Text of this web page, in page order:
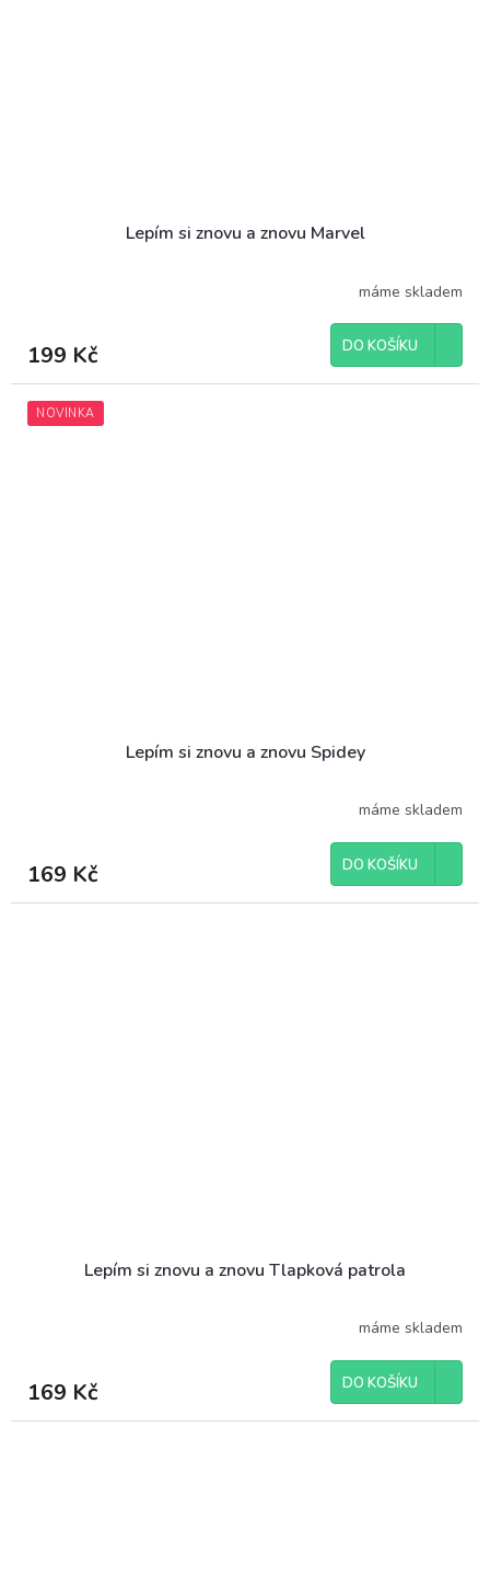
Lepím si znovu a znovu Marvel
máme skladem
199 Kč DO KOŠÍKU
NOVINKA
Lepím si znovu a znovu Spidey
máme skladem
169 Kč DO KOŠÍKU
Lepím si znovu a znovu Tlapková patrola
máme skladem
169 Kč DO KOŠÍKU